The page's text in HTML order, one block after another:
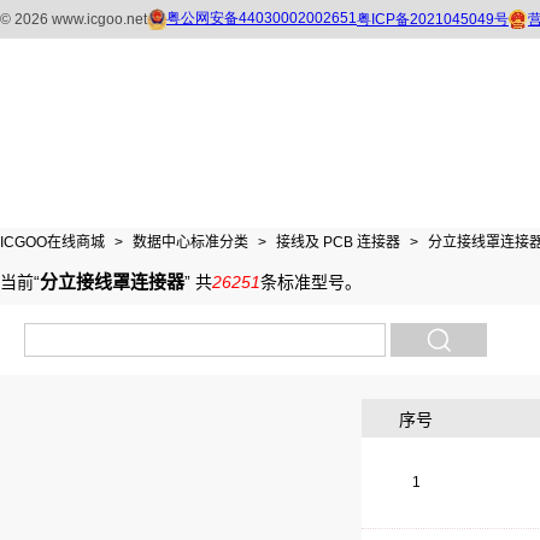
ICGOO在线商城 > 数据中心标准分类 > 接线及 PCB 连接器 > 分立接线罩连接
当前“分立接线罩连接器” 共26251条标准型号。
序号
1